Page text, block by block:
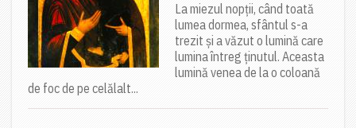
La miezul nopții, când toată
lumea dormea, sfântul s-a
trezit și a văzut o lumină care
lumina întreg ținutul. Aceasta
lumină venea de la o coloană
de foc de pe celălalt...